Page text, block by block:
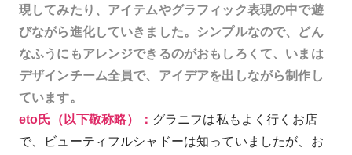
現してみたり、アイテムやグラフィック表現の中で遊
びながら進化していきました。シンプルなので、どん
なふうにもアレンジできるのがおもしろくて、いまは
デザインチーム全員で、アイデアを出しながら制作し
ています。
eto氏（以下敬称略）： グラニフは私もよく行くお店
で、ビューティフルシャドーは知っていましたが、お